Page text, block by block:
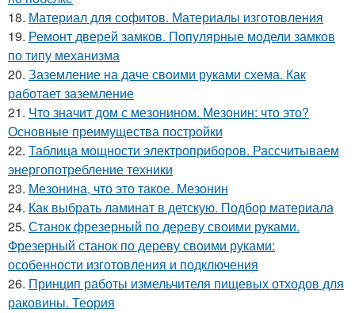
18. Материал для софитов. Материалы изготовления
19. Ремонт дверей замков. Популярные модели замков
по типу механизма
20. Заземление на даче своими руками схема. Как
работает заземление
21. Что значит дом с мезонином. Мезонин: что это?
Основные преимущества постройки
22. Таблица мощности электроприборов. Рассчитываем
энергопотребление техники
23. Мезонина, что это такое. Мезонин
24. Как выбрать ламинат в детскую. Подбор материала
25. Станок фрезерный по дереву своими руками.
Фрезерный станок по дереву своими руками:
особенности изготовления и подключения
26. Принцип работы измельчителя пищевых отходов для
раковины. Теория